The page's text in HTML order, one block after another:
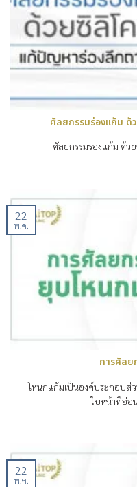
ศัลยกรรมร่องแก้ม ด้
ศัลยกรรมร่องแก้ม ด้ว
การศัลย
โหนกแก้มเป็นองค์ประกอบส่
ใบหน้าที่อ่อ
22
พ.ค.
22
พ.ค.